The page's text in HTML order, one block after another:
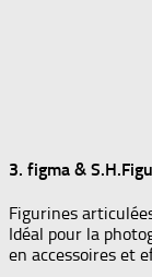
3. figma &
Figurines
Idéal pour la
en accessoires et